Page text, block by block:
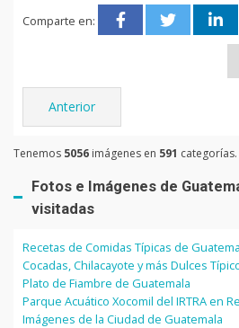
Comparte en:
Anterior
Tenemos 5056 imágenes en 591 categorías.
Fotos e Imágenes de
visitadas
Recetas de Comidas Típicas de
Cocadas, Chilacayote y más Dulces
Plato de Fiambre de Guatemala
Parque Acuático Xocomil del IRTRA en
Imágenes de la Ciudad de Guatemala